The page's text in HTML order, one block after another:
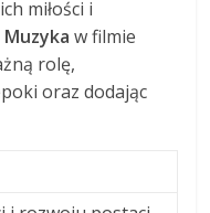
miłości i
Muzyka w filmie
rolę,
oraz dodając